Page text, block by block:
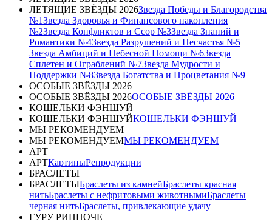
ЛЕТЯЩИЕ ЗВЁЗДЫ 2026Звезда Победы и Благородства
№1Звезда Здоровья и Финансового накопления
№2Звезда Конфликтов и Ссор №3Звезда Знаний и
Романтики №4Звезда Разрушений и Несчастья №5
Звезда Амбиций и Небесной Помощи №6Звезда
Сплетен и Ограблений №7Звезда Мудрости и
Поддержки №8Звезда Богатства и Процветания №9
ОСОБЫЕ ЗВЁЗДЫ 2026
ОСОБЫЕ ЗВЁЗДЫ 2026ОСОБЫЕ ЗВЁЗДЫ 2026
КОШЕЛЬКИ ФЭНШУЙ
КОШЕЛЬКИ ФЭНШУЙКОШЕЛЬКИ ФЭНШУЙ
МЫ РЕКОМЕНДУЕМ
МЫ РЕКОМЕНДУЕММЫ РЕКОМЕНДУЕМ
АРТ
АРТКартиныРепродукции
БРАСЛЕТЫ
БРАСЛЕТЫБраслеты из камнейБраслеты красная
нитьБраслеты с нефритовыми животнымиБраслеты
черная нитьБраслеты, привлекающие удачу
ГУРУ РИНПОЧЕ